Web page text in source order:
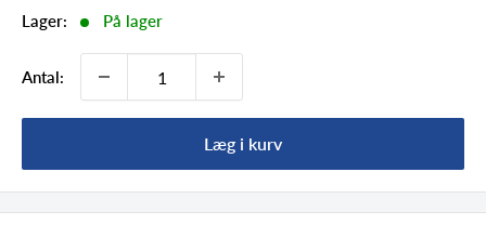
Lager: På lager
Antal:
Læg i kurv